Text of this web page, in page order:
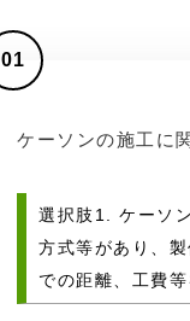
01
ケーソンの施工に
選択肢1. ケーソ
方式等があり、
での距離、工費